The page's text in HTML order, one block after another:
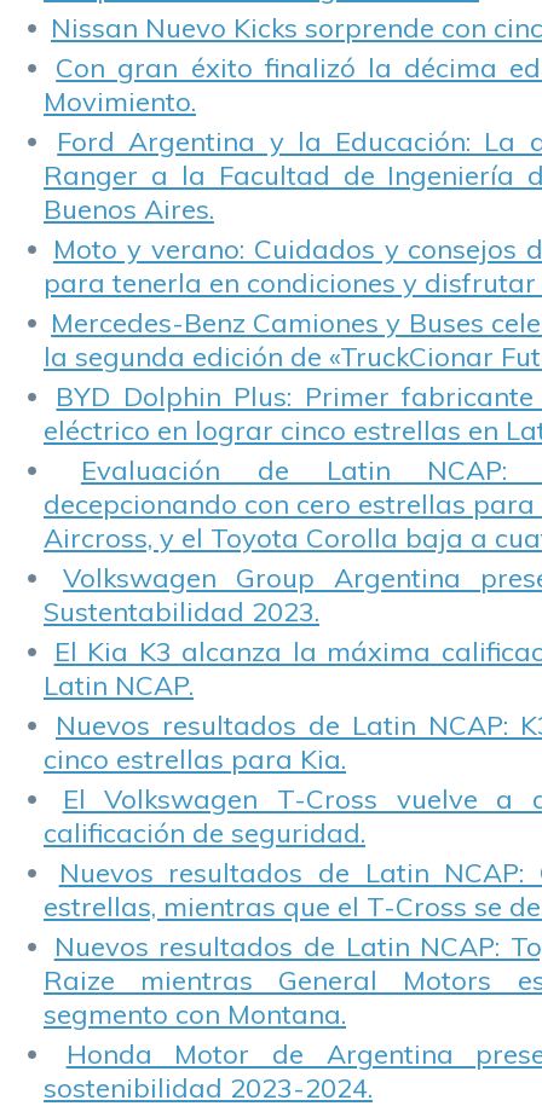
Nissan Nuevo Kicks sorprende con
Con gran éxito finalizó la décima
Movimiento.
Ford Argentina y la Educación: La
Ranger a la Facultad de Ingeniería
Buenos Aires.
Moto y verano: Cuidados y consejos
para tenerla en condiciones y disfrutar
Mercedes-Benz Camiones y Buses
la segunda edición de «TruckCionar
BYD Dolphin Plus: Primer
eléctrico en lograr cinco estrellas en
Evaluación de Latin NCAP:
decepcionando con cero estrellas para
Aircross, y el Toyota Corolla baja a
Volkswagen Group Argentina
Sustentabilidad 2023.
El Kia K3 alcanza la máxima
Latin NCAP.
Nuevos resultados de Latin NCAP:
cinco estrellas para Kia.
El Volkswagen T-Cross vuelve a
calificación de seguridad.
Nuevos resultados de Latin NCAP:
estrellas, mientras que el T-Cross se
Nuevos resultados de Latin NCAP:
Raize mientras General Motors
segmento con Montana.
Honda Motor de Argentina
sostenibilidad 2023-2024.